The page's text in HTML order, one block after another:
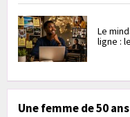
Le
ligne :
Une femme de 50